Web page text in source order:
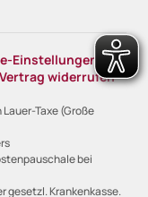
Einstellungen
Vertrag widerrufen
Taxe (Große
bei
gesetzl. Krankenkasse.